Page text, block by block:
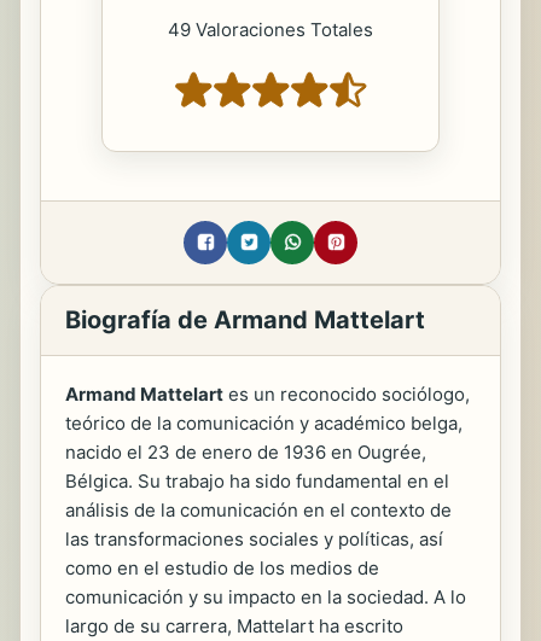
49 Valoraciones Totales
Biografía de Armand Mattelart
Armand Mattelart es un reconocido sociólogo,
teórico de la comunicación y académico belga,
nacido el 23 de enero de 1936 en Ougrée,
Bélgica. Su trabajo ha sido fundamental en el
análisis de la comunicación en el contexto de
las transformaciones sociales y políticas, así
como en el estudio de los medios de
comunicación y su impacto en la sociedad. A lo
largo de su carrera, Mattelart ha escrito